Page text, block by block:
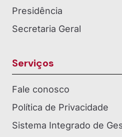
Presidência
Secretaria Geral
Serviços
Fale conosco
Política de Privacidade
Sistema Integrado de